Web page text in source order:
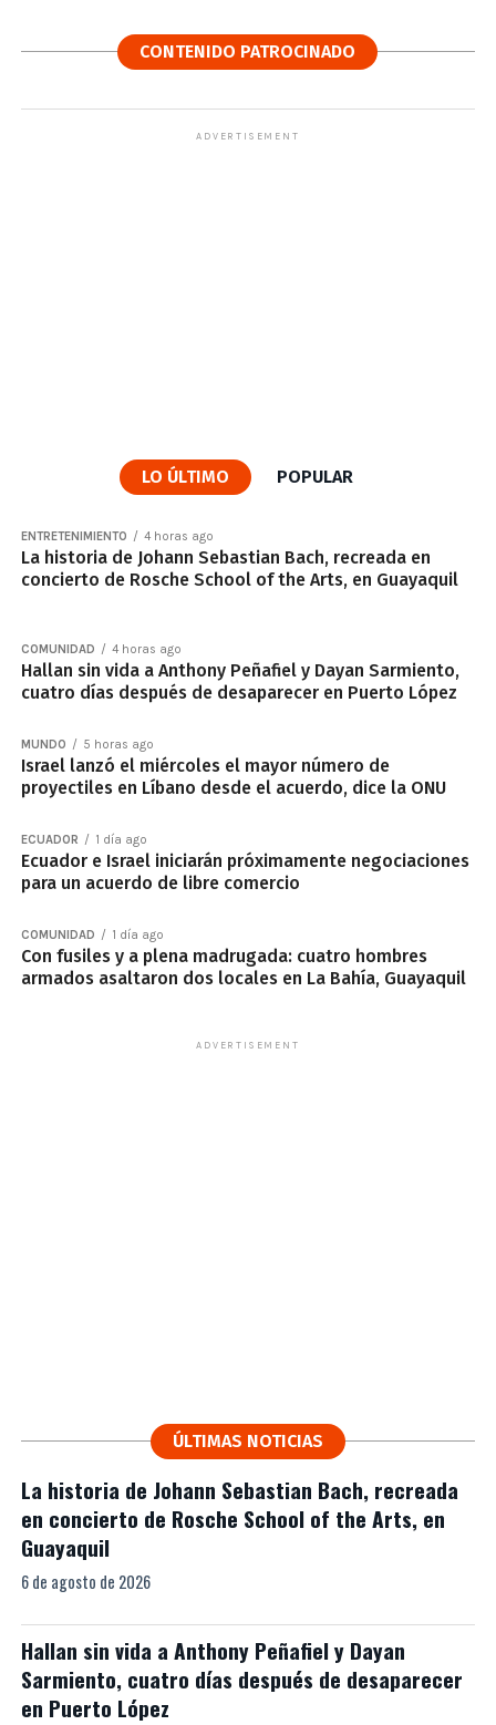
CONTENIDO PATROCINADO
ADVERTISEMENT
LO ÚLTIMO POPULAR
ENTRETENIMIENTO 4 horas ago
La historia de Johann Sebastian Bach, recreada en
concierto de Rosche School of the Arts, en Guayaquil
COMUNIDAD 4 horas ago
Hallan sin vida a Anthony Peñafiel y Dayan Sarmiento,
cuatro días después de desaparecer en Puerto López
MUNDO 5 horas ago
Israel lanzó el miércoles el mayor número de
proyectiles en Líbano desde el acuerdo, dice la ONU
ECUADOR 1 día ago
Ecuador e Israel iniciarán próximamente negociaciones
para un acuerdo de libre comercio
COMUNIDAD 1 día ago
Con fusiles y a plena madrugada: cuatro hombres
armados asaltaron dos locales en La Bahía, Guayaquil
ADVERTISEMENT
ÚLTIMAS NOTICIAS
La historia de Johann Sebastian Bach, recreada
en concierto de Rosche School of the Arts, en
Guayaquil
6 de agosto de 2026
Hallan sin vida a Anthony Peñafiel y Dayan
Sarmiento, cuatro días después de desaparecer
en Puerto López